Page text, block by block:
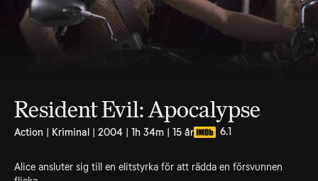
Resident Evil: Apocalypse
Action | Kriminal | 2004 | 1h 34m | 15 år 6.1
Alice ansluter sig till en elitstyrka för att rädda en försvunnen